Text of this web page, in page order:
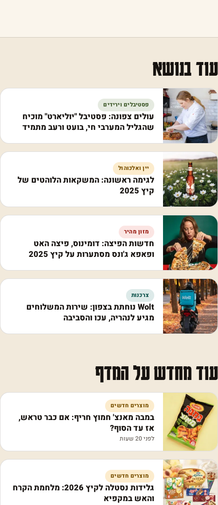
עוד בנושא
פסטיבלים וירידים
עולים צפונה: פסטיבל "יוליארט" מוכיח
שהגליל המערבי חי, בועט ורעב מתמיד
יין ואלכוהול
לגימה ראשונה: המשקאות הלוהטים של
קיץ 2025
מזון מהיר
חדשות הפיצה: דומינוס, פיצה האט
ופאפא ג'ונס מסתערות על קיץ 2025
צרכנות
Wolt נוחתת בצפון: שירות המשלוחים
מגיע לנהריה, עכו והסביבה
עוד מחדש על המדף
מוצרים חדשים
במבה מאנצ' חמוץ חריף: אם כבר טראש,
אז עד הסוף?
לפני 20 שעות
מוצרים חדשים
גלידות נסטלה לקיץ 2026: מלחמת הקרח
והאש במקפיא